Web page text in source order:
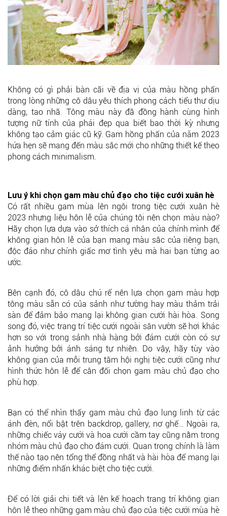
Không có gì phải bàn cãi về địa vị của màu hồng phấn
trong lòng những cô dâu yêu thích phong cách tiểu thư dịu
dàng, tao nhã. Tông màu này đã đồng hành cùng hình
tượng nữ tính của phái đẹp qua biết bao thời kỳ nhưng
không tạo cảm giác cũ kỹ. Gam hồng phấn của năm 2023
hứa hẹn sẽ mang đến màu sắc mới cho những thiết kế theo
phong cách minimalism.
Lưu ý khi chọn gam màu chủ đạo cho tiệc cưới xuân hè
Có rất nhiều gam mùa lên ngôi trong tiệc cưới xuân hè
2023 nhưng liệu hôn lễ của chúng tôi nên chọn màu nào?
Hãy chọn lựa dựa vào sở thích cá nhân của chính mình để
không gian hôn lễ của bạn mang màu sắc của riêng bạn,
độc đáo như chính giấc mơ tình yêu mà hai bạn từng ao
ước.
Bên cạnh đó, cô dâu chú rể nên lựa chọn gam màu hợp
tông màu sẵn có của sảnh như tường hay màu thảm trải
sàn để đảm bảo mang lại không gian cưới hài hòa. Song
song đó, việc trang trí tiệc cưới ngoài sân vườn sẽ hơi khác
hơn so với trong sảnh nhà hàng bởi đám cưới còn có sự
ảnh hưởng bởi ánh sáng tự nhiên. Do vậy, hãy tùy vào
không gian của mỗi trung tâm hội nghị tiệc cưới cũng như
hình thức hôn lễ để cân đối chọn gam màu chủ đạo cho
phù hợp.
Bạn có thể nhìn thấy gam màu chủ đạo lung linh từ các
ánh đèn, nổi bật trên backdrop, gallery, nơ ghế… Ngoài ra,
những chiếc váy cưới và hoa cưới cầm tay cũng nằm trong
nhóm màu chủ đạo cho đám cưới. Quan trọng chính là làm
thế nào tạo nên tổng thể đồng nhất và hài hòa để mang lại
những điểm nhấn khác biệt cho tiệc cưới.
Để có lời giải chi tiết và lên kế hoạch trang trí không gian
hôn lễ theo những gam màu chủ đạo của tiệc cưới mùa hè